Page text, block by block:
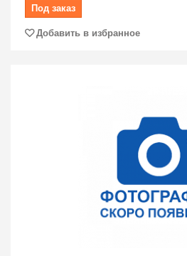
Под заказ
Добавить в избранное